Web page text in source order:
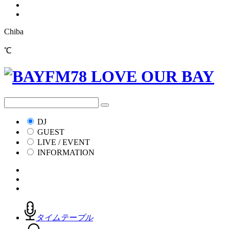
Chiba
℃
DJ
GUEST
LIVE / EVENT
INFORMATION
タイムテーブル